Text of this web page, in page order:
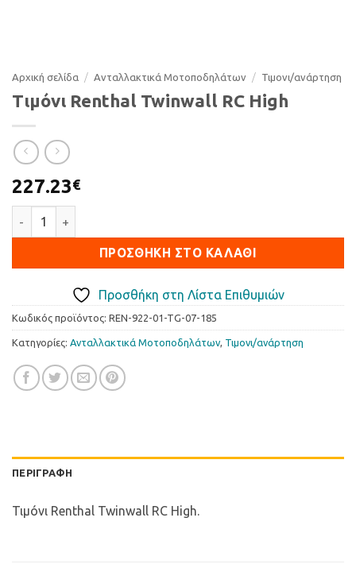
Αρχική σελίδα / Ανταλλακτικά Μοτοποδηλάτων / Τιµονι/ανάρτηση
Τιμόνι Renthal Twinwall RC High
227.23€
ΠΡΟΣΘΉΚΗ ΣΤΟ ΚΑΛΆΘΙ
Προσθήκη στη Λίστα Επιθυμιών
Κωδικός προϊόντος: REN-922-01-TG-07-185
Κατηγορίες: Ανταλλακτικά Μοτοποδηλάτων, Τιµονι/ανάρτηση
ΠΕΡΙΓΡΑΦΉ
Τιμόνι Renthal Twinwall RC High.